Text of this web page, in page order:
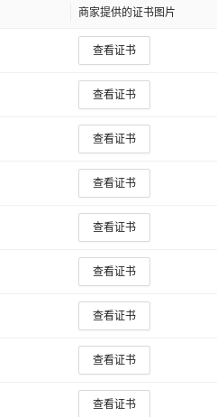
是
商家提供的证书图片
查看证书
查看证书
查看证书
查看证书
查看证书
查看证书
查看证书
查看证书
查看证书